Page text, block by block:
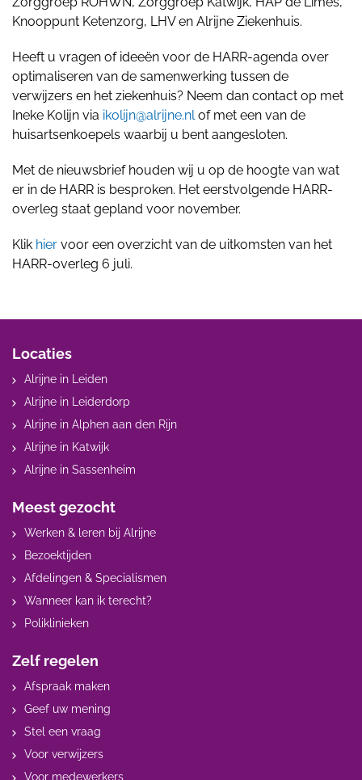
Knooppunt Ketenzorg, LHV en Alrijne Ziekenhuis.
Heeft u vragen of ideeën voor de HARR-agenda over
optimaliseren van de samenwerking tussen de
verwijzers en het ziekenhuis? Neem dan contact op met
Ineke Kolijn via ikolijn@alrijne.nlof met een van de
huisartsenkoepels waarbij u bent aangesloten.
Met de nieuwsbrief houden wij u op de hoogte van wat
er in de HARR is besproken. Het eerstvolgende HARR-
overleg staat gepland voor november.
Klik hier voor een overzicht van de uitkomsten van het
HARR-overleg 6 juli.
Locaties
Alrijne in Leiden
Alrijne in Leiderdorp
Alrijne in Alphen aan den Rijn
Alrijne in Katwijk
Alrijne in Sassenheim
Meest gezocht
Werken & leren bij Alrijne
Bezoektijden
Afdelingen & Specialismen
Wanneer kan ik terecht?
Poliklinieken
Zelf regelen
Afspraak maken
Geef uw mening
Stel een vraag
Voor verwijzers
Voor medewerkers